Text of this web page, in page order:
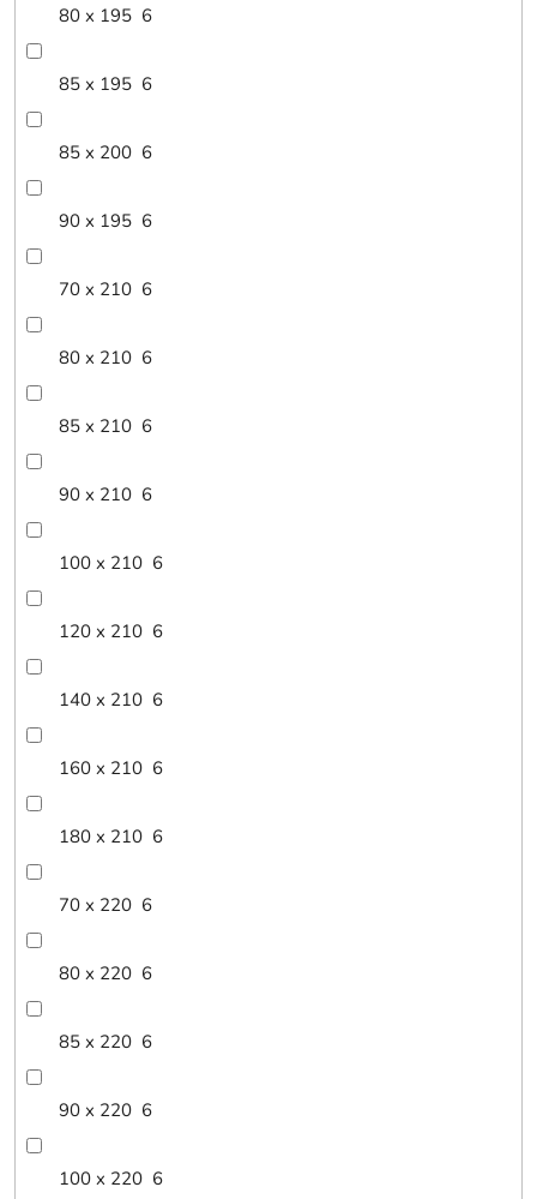
80 x 195 6
85 x 195 6
85 x 200 6
90 x 195 6
70 x 210 6
80 x 210 6
85 x 210 6
90 x 210 6
100 x 210 6
120 x 210 6
140 x 210 6
160 x 210 6
180 x 210 6
70 x 220 6
80 x 220 6
85 x 220 6
90 x 220 6
100 x 220 6